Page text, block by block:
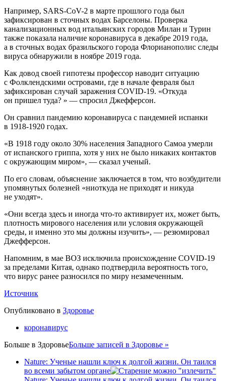
Например, SARS-CoV-2 в марте прошлого года был
зафиксирован в сточных водах Барселоны. Проверка
канализационных вод итальянских городов Милан и Турин
также показала наличие коронавируса в декабре 2019 года,
а в сточных водах бразильского города Флорианополис следы
вируса обнаружили в ноябре 2019 года.
Как довод своей гипотезы профессор наводит ситуацию
с Фолклендскими островами, где в начале февраля был
зафиксирован случай заражения COVID-19. «Откуда
он пришел туда? » — спросил Джефферсон.
Он сравнил пандемию коронавируса с пандемией испанки
в 1918-1920 годах.
«В 1918 году около 30% населения Западного Самоа умерли
от испанского гриппа, хотя у них не было никаких контактов
с окружающим миром», — сказал ученый.
По его словам, объяснение заключается в том, что возбудители
упомянутых болезней «ниоткуда не приходят и никуда
не уходят».
«Они всегда здесь и иногда что-то активирует их, может быть,
плотность мирового населения или условия окружающей
среды, и именно это мы должны изучить», — резюмировал
Джефферсон.
Напомним, в мае ВОЗ исключила происхождение COVID-19
за пределами Китая, однако подтвердила вероятность того,
что вирус ранее разносился по миру незамеченным.
Источник
Опубликовано в Здоровье
коронавирус
Больше в ЗдоровьеБольше записей в Здоровье »
Nature: Ученые нашли ключ к долгой жизни. Он таился
во всеми забытом органе